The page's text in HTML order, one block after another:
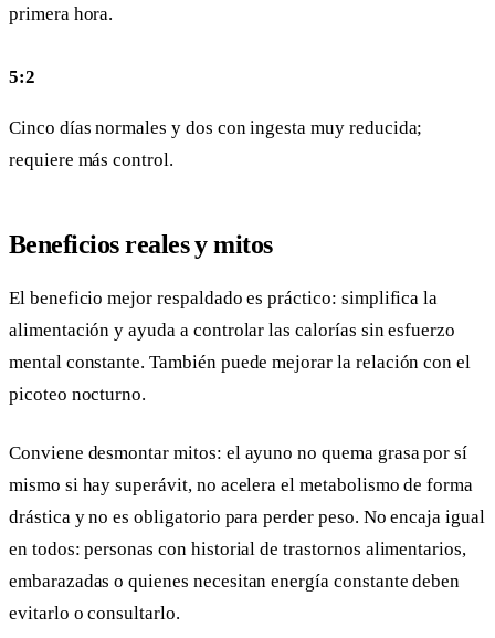
primera hora.
5:2
Cinco días normales y dos con ingesta muy reducida;
requiere más control.
Beneficios reales y mitos
El beneficio mejor respaldado es práctico: simplifica la
alimentación y ayuda a controlar las calorías sin esfuerzo
mental constante. También puede mejorar la relación con el
picoteo nocturno.
Conviene desmontar mitos: el ayuno no quema grasa por sí
mismo si hay superávit, no acelera el metabolismo de forma
drástica y no es obligatorio para perder peso. No encaja igual
en todos: personas con historial de trastornos alimentarios,
embarazadas o quienes necesitan energía constante deben
evitarlo o consultarlo.